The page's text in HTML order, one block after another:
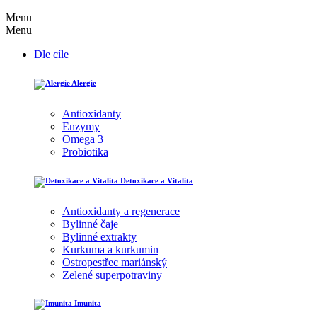
Menu
Menu
Dle cíle
Alergie
Antioxidanty
Enzymy
Omega 3
Probiotika
Detoxikace a Vitalita
Antioxidanty a regenerace
Bylinné čaje
Bylinné extrakty
Kurkuma a kurkumin
Ostropestřec mariánský
Zelené superpotraviny
Imunita